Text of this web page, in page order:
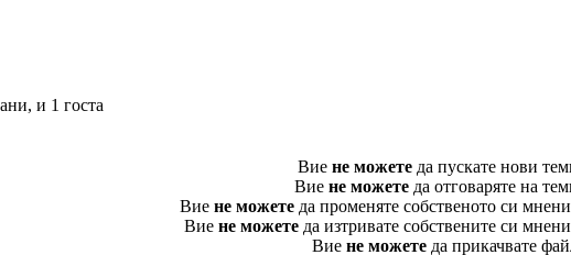
и 1 госта
Вие не можете да пускате нови
Вие не можете да отговаряте на
Вие не можете да променяте собственото си
Вие не можете да изтривате собствените си
Вие не можете да прикачвате